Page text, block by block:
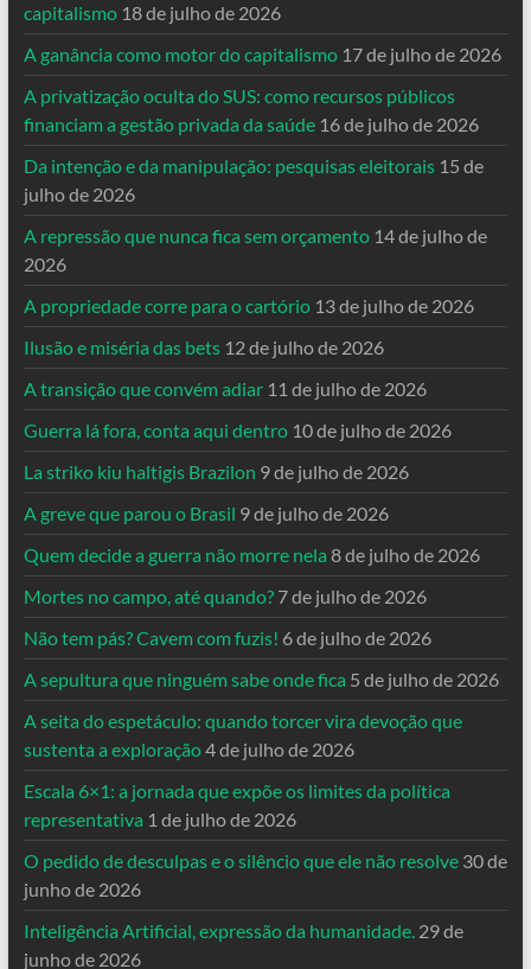
capitalismo 18 de julho de 2026
A ganância como motor do capitalismo 17 de julho de 2026
A privatização oculta do SUS: como recursos públicos
financiam a gestão privada da saúde 16 de julho de 2026
Da intenção e da manipulação: pesquisas eleitorais 15 de
julho de 2026
A repressão que nunca fica sem orçamento 14 de julho de
2026
A propriedade corre para o cartório 13 de julho de 2026
Ilusão e miséria das bets 12 de julho de 2026
A transição que convém adiar 11 de julho de 2026
Guerra lá fora, conta aqui dentro 10 de julho de 2026
La striko kiu haltigis Brazilon 9 de julho de 2026
A greve que parou o Brasil 9 de julho de 2026
Quem decide a guerra não morre nela 8 de julho de 2026
Mortes no campo, até quando? 7 de julho de 2026
Não tem pás? Cavem com fuzis! 6 de julho de 2026
A sepultura que ninguém sabe onde fica 5 de julho de 2026
A seita do espetáculo: quando torcer vira devoção que
sustenta a exploração4 de julho de 2026
Escala 6×1: a jornada que expõe os limites da política
representativa 1 de julho de 2026
O pedido de desculpas e o silêncio que ele não resolve 30 de
junho de 2026
Inteligência Artificial, expressão da humanidade. 29 de
junho de 2026